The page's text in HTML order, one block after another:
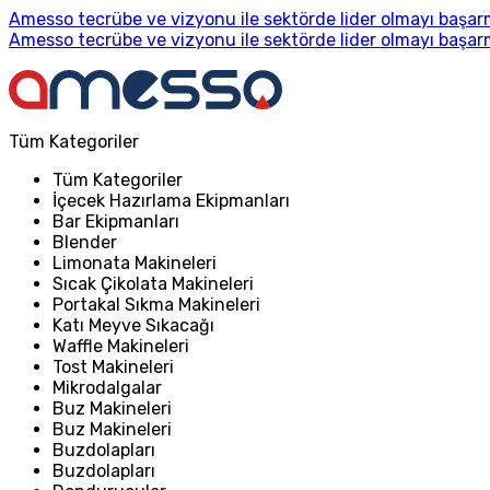
Amesso tecrübe ve vizyonu ile sektörde lider olmayı
Amesso tecrübe ve vizyonu ile sektörde lider olmayı
Tüm Kategoriler
Tüm Kategoriler
İçecek Hazırlama Ekipmanları
Bar Ekipmanları
Blender
Limonata Makineleri
Sıcak Çikolata Makineleri
Portakal Sıkma Makineleri
Katı Meyve Sıkacağı
Waffle Makineleri
Tost Makineleri
Mikrodalgalar
Buz Makineleri
Buz Makineleri
Buzdolapları
Buzdolapları